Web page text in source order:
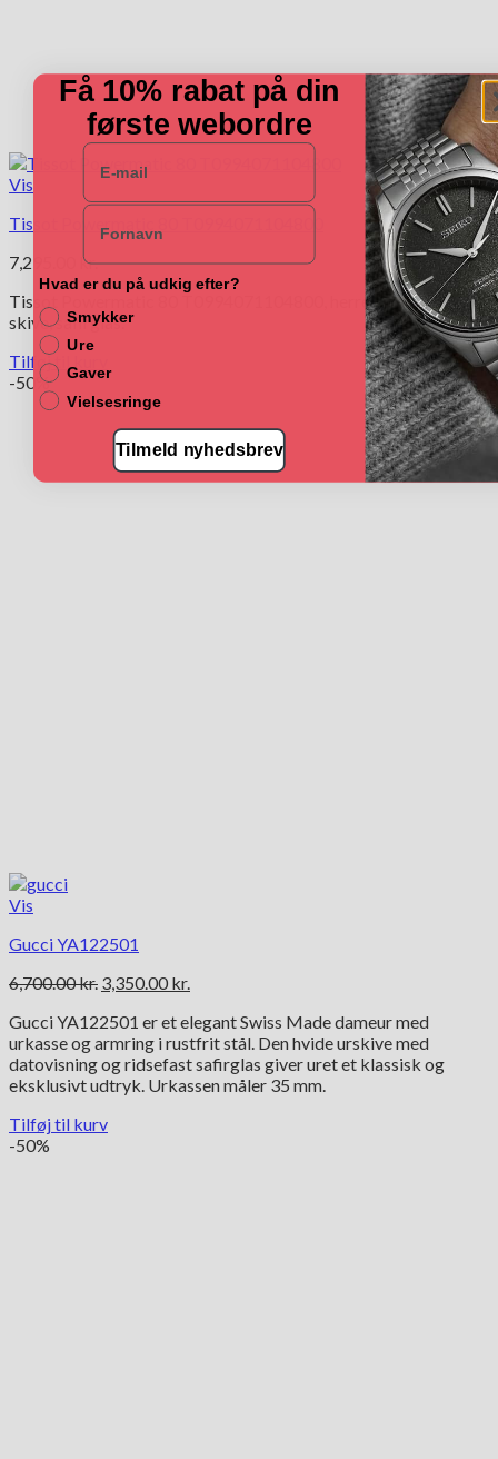
Vis
Tissot Powermatic 80 T0994071104800
7,295.00
kr.
Tissot Powermatic 80 T0994071104800, herreur i stål med blå
skive, safirglas.
Tilføj til kurv
-50%
Vis
Gucci YA122501
6,700.00kr. Den
pris
var:
6,700.00 kr..
3,350.00 kr.
pris
er:
3,350.00 kr..
Gucci YA122501 er et elegant Swiss Made dameur med
urkasse og armring i rustfrit stål. Den hvide urskive med
datovisning og ridsefast safirglas giver uret et klassisk og
eksklusivt udtryk. Urkassen måler 35 mm.
Tilføj til kurv
-50%
Få 10% rabat på din
første webordre
E-mail
Navn
Hvad er du på udkig efter?
Smykker
Ure
Gaver
Vielsesringe
Tilmeld nyhedsbrev